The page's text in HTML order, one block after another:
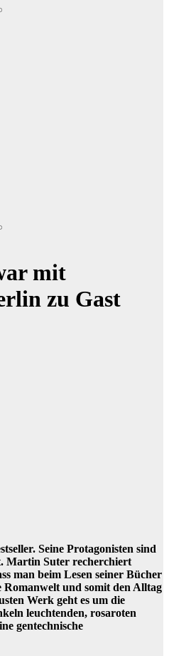
mit
zu Gast
Seine Protagonisten sind
Martin Suter recherchiert
man beim Lesen seiner Bücher
Romanwelt und somit den Alltag
Werk geht es um die
leuchtenden, rosaroten
gentechnische